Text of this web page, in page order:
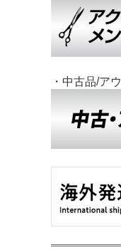
・中古品/ア